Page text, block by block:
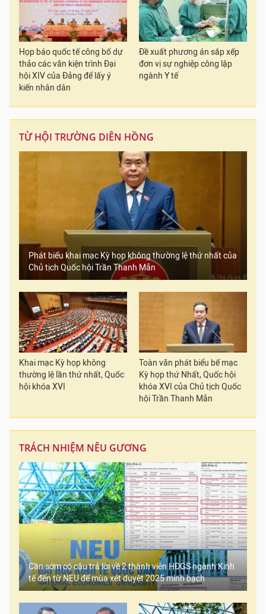
Họp báo quốc tế công bố dự
thảo các văn kiện trình Đại
hội XIV của Đảng để lấy ý
kiến nhân dân
Đề xuất phương án sắp xếp
đơn vị sự nghiệp công lập
ngành Y tế
TỪ HỘI TRƯỜNG DIÊN HỒNG
Phát biểu khai mạc Kỳ họp không thường lệ thứ nhất của
Chủ tịch Quốc hội Trần Thanh Mẫn
Khai mạc Kỳ họp không
thường lệ lần thứ nhất, Quốc
hội khóa XVI
Toàn văn phát biểu bế mạc
Kỳ họp thứ Nhất, Quốc hội
khóa XVI của Chủ tịch Quốc
hội Trần Thanh Mẫn
TRÁCH NHIỆM NÊU GƯƠNG
Cần sớm có câu trả lời về 2 thành viên HĐGS ngành Kinh
tế đến từ NEU để mùa xét duyệt 2025 minh bạch